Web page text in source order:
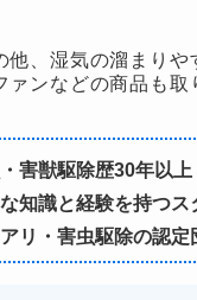
他、湿気の溜まりや
ァンなどの商品も取
害獣駆除歴30年以上
知識と経験を持つス
リ・害虫駆除の認定